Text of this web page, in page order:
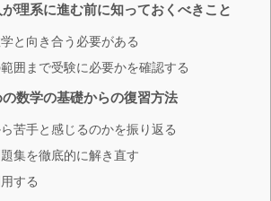
理系に進む前に知っておくべきこと
と向き合う必要がある
囲まで受験に必要かを確認する
数学の基礎からの復習方法
苦手と感じるのかを振り返る
集を徹底的に解き直す
する